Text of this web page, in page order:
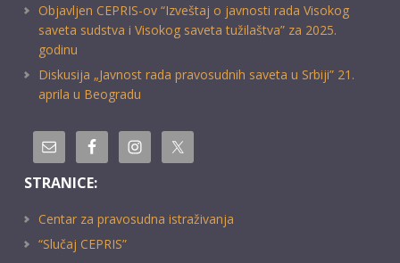
Objavljen CEPRIS-ov “Izveštaj o javnosti rada Visokog
saveta sudstva i Visokog saveta tužilaštva” za 2025.
godinu
Diskusija „Javnost rada pravosudnih saveta u Srbiji” 21.
aprila u Beogradu
STRANICE:
Centar za pravosudna istraživanja
“Slučaj CEPRIS”